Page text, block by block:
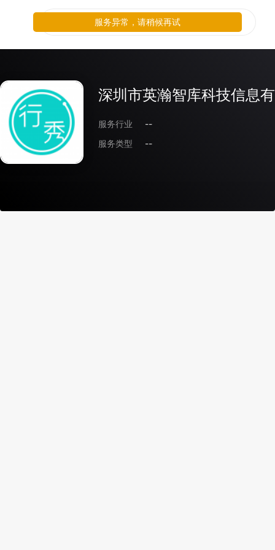
深圳市英瀚智库科技信息
服务行业
--
服务类型
--
服务异常，请稍候再试